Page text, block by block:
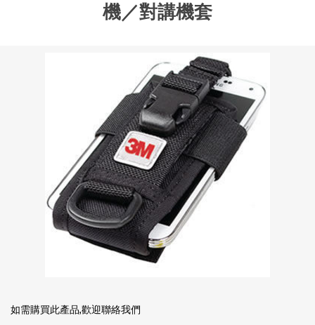
機／對講機套
如需購買此產品,歡迎聯絡我們